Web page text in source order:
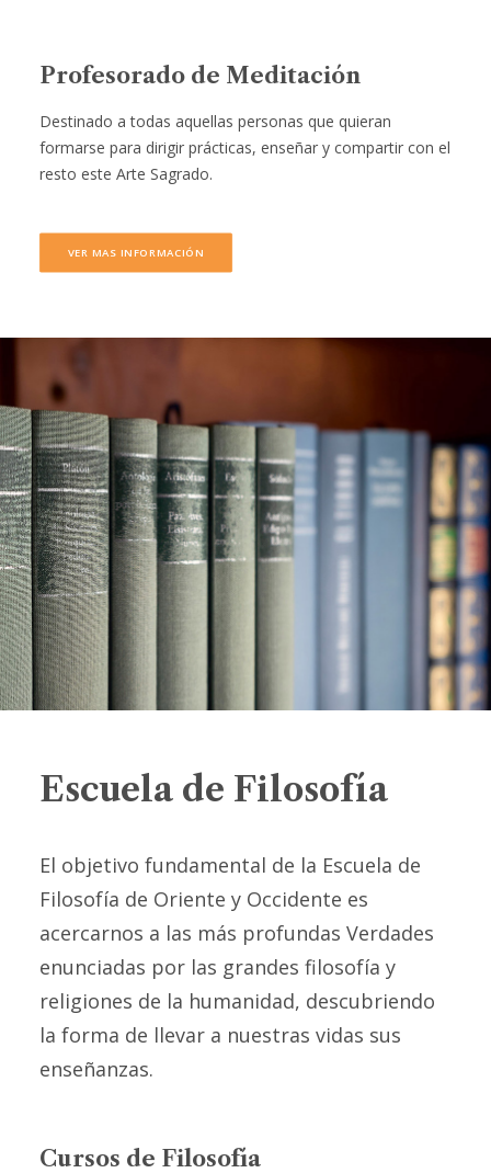
Profesorado de Meditación
Destinado a todas aquellas personas que quieran
formarse para dirigir prácticas, enseñar y compartir con el
resto este Arte Sagrado.
VER MAS INFORMACIÓN
Escuela de Filosofía
El objetivo fundamental de la Escuela de
Filosofía de Oriente y Occidente es
acercarnos a las más profundas Verdades
enunciadas por las grandes filosofía y
religiones de la humanidad, descubriendo
la forma de llevar a nuestras vidas sus
enseñanzas.
Cursos de Filosofía